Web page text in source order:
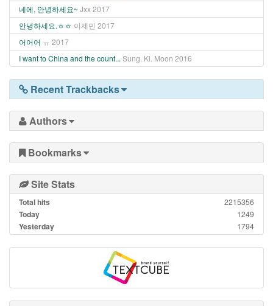
네에, 안녕하세요~ Jxx2017
안녕하세요.ㅎㅎ 이제민 2017
어어어 ㅠ 2017
I want to China and the count... Sung. Ki. Moon 2016
Recent Trackbacks
Authors
Bookmarks
Site Stats
Total hits 2215356
Today 1249
Yesterday 1794